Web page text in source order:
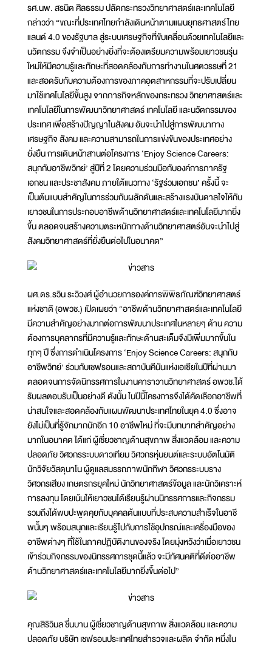
รศ.นพ. สรนิต ศิลธรรม ปลัดกระทรวงวิทยาศาสตร์และเทคโนโลยี
กล่าวว่า “ขณะที่ประเทศไทยกำลังเดินหน้าตามแผนยุทธศาสตร์ไทย
แลนด์ 4.0 ของรัฐบาล สู่ระบบเศรษฐกิจที่ขับเคลื่อนด้วยเทคโนโลยีและ
นวัตกรรม จึงจำเป็นอย่างยิ่งที่จะต้องเตรียมความพร้อมเยาวชนรุ่น
ใหม่ให้มีความรู้และทักษะที่สอดคล้องกับการทำงานในศตวรรษที่ 21
และสอดรับกับความต้องการของภาคอุตสาหกรรมที่จะปรับเปลี่ยน
มาใช้เทคโนโลยีขั้นสูง จากภารกิจหลักของกระทรวง วิทยาศาสตร์และ
เทคโนโลยีในการพัฒนาวิทยาศาสตร์ เทคโนโลยี และนวัตกรรมของ
ประเทศ เพื่อสร้างปัญญาในสังคม อันจะนำไปสู่การพัฒนาทาง
เศรษฐกิจ สังคม และความสามารถในการแข่งขันของประเทศอย่าง
ยั่งยืน การเดินหน้าสานต่อโครงการ ‘Enjoy Science Careers:
สนุกกับอาชีพวิทย์’ สู่ปีที่ 2 โดยความร่วมมือกับองค์การภาครัฐ
เอกชน และประชาสังคม ภายใต้แนวทาง ‘รัฐร่วมเอกชน’ ครั้งนี้ จะ
เป็นต้นแบบสำคัญในการร่วมกันผลักดันและสร้างแรงบันดาลใจให้กับ
เยาวชนในการประกอบอาชีพด้านวิทยาศาสตร์และเทคโนโลยีมากยิ่ง
ขึ้น ตลอดจนสร้างความตระหนักทางด้านวิทยาศาสตร์อันจะนำไปสู่
สังคมวิทยาศาสตร์ที่ยั่งยืนต่อไปในอนาคต”
ผศ.ดร.รวิน ระวิวงศ์ ผู้อำนวยการองค์การพิพิธภัณฑ์วิทยาศาสตร์
แห่งชาติ (อพวช.) เปิดเผยว่า “อาชีพด้านวิทยาศาสตร์และเทคโนโลยี
มีความสำคัญอย่างมากต่อการพัฒนาประเทศในหลายๆ ด้าน ความ
ต้องการบุคลากรที่มีความรู้และทักษะด้านสะเต็มจึงมีเพิ่มมากขึ้นใน
ทุกๆ ปี ซึ่งการดำเนินโครงการ ‘Enjoy Science Careers: สนุกกับ
อาชีพวิทย์’ ร่วมกับเชฟรอนและสถาบันคีนันแห่งเอเซียในปีที่ผ่านมา
ตลอดจนการจัดนิทรรศการในงานคาราวานวิทยาศาสตร์ อพวช.ได้
รับผลตอบรับเป็นอย่างดี ดังนั้น ในปีนี้โครงการจึงได้คัดเลือกอาชีพที่
น่าสนใจและสอดคล้องกับแผนพัฒนาประเทศไทยในยุค 4.0 ซึ่งอาจ
ยังไม่เป็นที่รู้จักมากนักอีก 10 อาชีพใหม่ ที่จะมีบทบาทสำคัญอย่าง
มากในอนาคต ได้แก่ ผู้เชี่ยวชาญด้านสุขภาพ สิ่งแวดล้อม และความ
ปลอดภัย วิศวกรระบบดาวเทียม วิศวกรหุ่นยนต์และระบบอัตโนมัติ
นักวิจัยวัสดุนาโน ผู้ดูแลสมรรถภาพนักกีฬา วิศวกรระบบราง
วิศวกรเสียง เกษตรกรยุคใหม่ นักวิทยาศาสตร์ข้อมูล และนักวิเคราะห์
การลงทุน โดยเน้นให้เยาวชนได้เรียนรู้ผ่านนิทรรศการและกิจกรรม
รวมถึงได้พบปะพูดคุยกับบุคคลต้นแบบที่ประสบความสำเร็จในอาชี
พนั้นๆ พร้อมสนุกและเรียนรู้ไปกับการใช้อุปกรณ์และเครื่องมือของ
อาชีพต่างๆ ที่ใช้ในภาคปฏิบัติงานของจริง โดยมุ่งหวังว่าเมื่อเยาวชน
เข้าร่วมกิจกรรมของนิทรรศการชุดนี้แล้ว จะมีทัศนคติที่ดีต่ออาชีพ
ด้านวิทยาศาสตร์และเทคโนโลยีมากยิ่งขึ้นต่อไป”
คุณสิริวิมล ชื่นบาน ผู้เชี่ยวชาญด้านสุขภาพ สิ่งแวดล้อม และความ
ปลอดภัย บริษัท เชฟรอนประเทศไทยสำรวจและผลิต จำกัด หนึ่งใน